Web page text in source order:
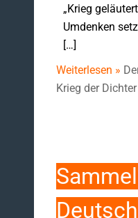
„Krieg
Umdenken
[…]
Weiterlesen »
Krieg der